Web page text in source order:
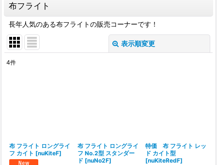
布フライト
長年人気のある布フライトの販売コーナーです！
表示順変更
4件
布 フライト ロングライ
フ カイト [nuKiteF]
布 フライト ロングライ
フ No.2型 スタンダー
ド [nuNo2F]
特価 布 フライト レッ
ド カイト型
[nuKiteRedF]